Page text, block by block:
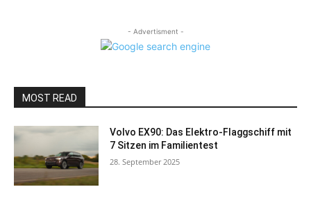
- Advertisment -
MOST READ
Volvo EX90: Das Elektro-Flaggschiff mit
7 Sitzen im Familientest
28. September 2025